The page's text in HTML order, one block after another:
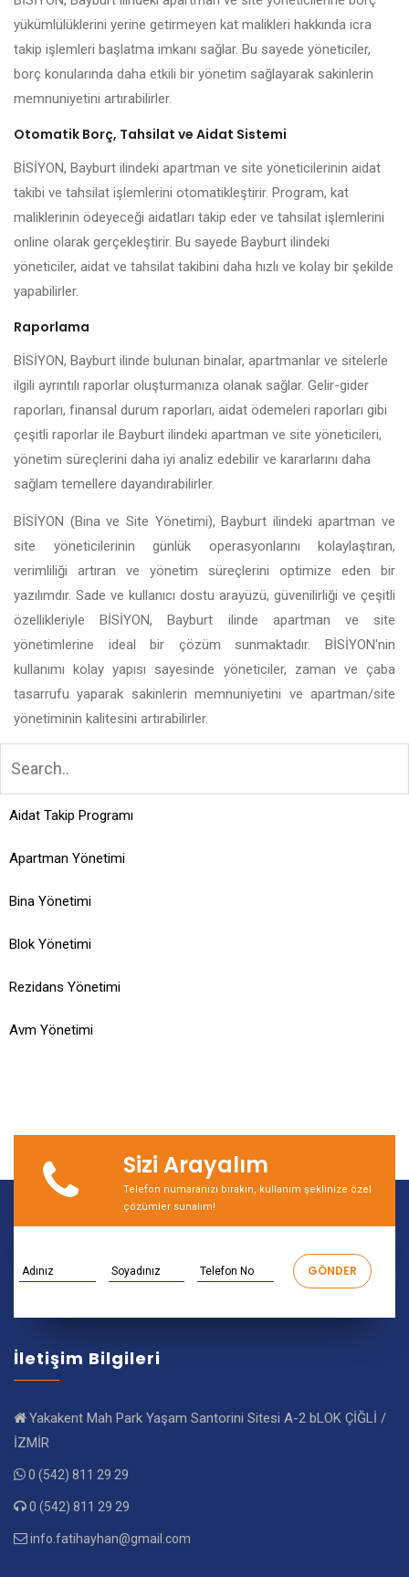
yükümlülüklerini yerine getirmeyen kat malikleri hakkında icra
takip işlemleri başlatma imkanı sağlar. Bu sayede yöneticiler,
borç konularında daha etkili bir yönetim sağlayarak sakinlerin
memnuniyetini artırabilirler.
Otomatik Borç, Tahsilat ve Aidat Sistemi
BİSİYON, Bayburt ilindeki apartman ve site yöneticilerinin aidat
takibi ve tahsilat işlemlerini otomatikleştirir. Program, kat
maliklerinin ödeyeceği aidatları takip eder ve tahsilat işlemlerini
online olarak gerçekleştirir. Bu sayede Bayburt ilindeki
yöneticiler, aidat ve tahsilat takibini daha hızlı ve kolay bir şekilde
yapabilirler.
Raporlama
BİSİYON, Bayburt ilinde bulunan binalar, apartmanlar ve sitelerle
ilgili ayrıntılı raporlar oluşturmanıza olanak sağlar. Gelir-gider
raporları, finansal durum raporları, aidat ödemeleri raporları gibi
çeşitli raporlar ile Bayburt ilindeki apartman ve site yöneticileri,
yönetim süreçlerini daha iyi analiz edebilir ve kararlarını daha
sağlam temellere dayandırabilirler.
BİSİYON (Bina ve Site Yönetimi), Bayburt ilindeki apartman ve
site yöneticilerinin günlük operasyonlarını kolaylaştıran,
verimliliği artıran ve yönetim süreçlerini optimize eden bir
yazılımdır. Sade ve kullanıcı dostu arayüzü, güvenilirliği ve çeşitli
özellikleriyle BİSİYON, Bayburt ilinde apartman ve site
yönetimlerine ideal bir çözüm sunmaktadır. BİSİYON'nin
kullanımı kolay yapısı sayesinde yöneticiler, zaman ve çaba
tasarrufu yaparak sakinlerin memnuniyetini ve apartman/site
yönetiminin kalitesini artırabilirler.
Aidat Takip Programı
Apartman Yönetimi
Bina Yönetimi
Blok Yönetimi
Rezidans Yönetimi
Avm Yönetimi
Sizi Arayalım
Telefon numaranızı bırakın, kullanım şeklinize özel
çözümler sunalım!
İletişim Bilgileri
Yakakent Mah Park Yaşam Santorini Sitesi A-2 bLOK ÇİĞLİ /
İZMİR
0 (542) 811 29 29
0 (542) 811 29 29
info.fatihayhan@gmail.com